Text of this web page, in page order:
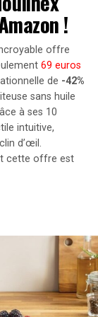
avec les
transparence
doivent
avec
dans
Le
ou à agir
des
qui
Agent
ces
que
la
à des fins
vigilance
davantage
1,6
totale à
dans un
sa
Smart et
cette
de la
les pertes
prévoit
Shelly.
!
offre
69 euros
de -42%
sans huile
à ses 10
intuitive,
d’œil.
cette offre est